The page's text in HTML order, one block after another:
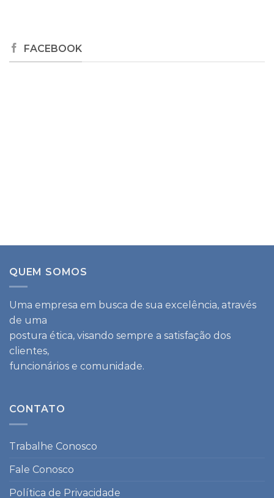
FACEBOOK
QUEM SOMOS
Uma empresa em busca de sua excelência, através
de uma
postura ética, visando sempre a satisfação dos
clientes,
funcionários e comunidade.
CONTATO
Trabalhe Conosco
Fale Conosco
Política de Privacidade